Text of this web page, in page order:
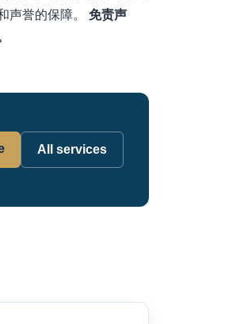
声誉的保障。 免责声
All services